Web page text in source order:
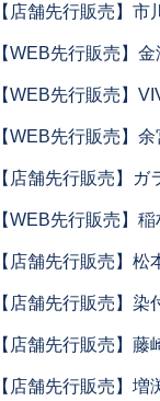
【店舗先行販売】
【WEB先行販売】
【WEB先行販売】
【WEB先行販売】
【店舗先行販売】ガ
【WEB先行販売】
【店舗先行販売】松
【店舗先行販売】染
【店舗先行販売】
【店舗先行販売】増